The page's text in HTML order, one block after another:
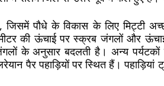
हैं, जिसमें पौधे के विकास के लिए मिट्टी
मीटर की ऊंचाई पर स्क्रब जंगलों और
जंगलों के अनुसार बदलती है। अन्य
पैर पहाड़ियों पर स्थित हैं।